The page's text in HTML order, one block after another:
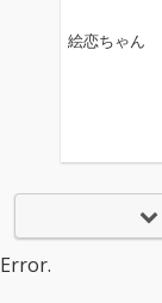
絵恋ちゃん
Error.